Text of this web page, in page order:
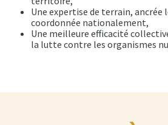
Une expertise de terrain, ancrée
coordonnée nationalement,
Une meilleure efficacité
la lutte contre les organismes